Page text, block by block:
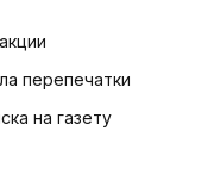
перепечатки
на газету